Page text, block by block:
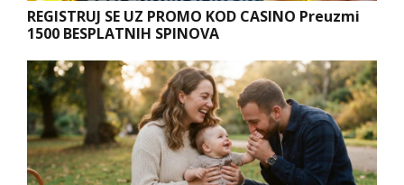
REGISTRUJ SE UZ PROMO KOD CASINO Preuzmi
1500 BESPLATNIH SPINOVA